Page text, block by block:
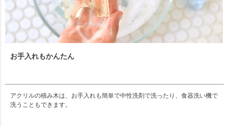
お手入れもかんたん
アクリルの積み木は、お手入れも簡単で中性洗剤で洗ったり、食器洗い機で
洗うこともできます。